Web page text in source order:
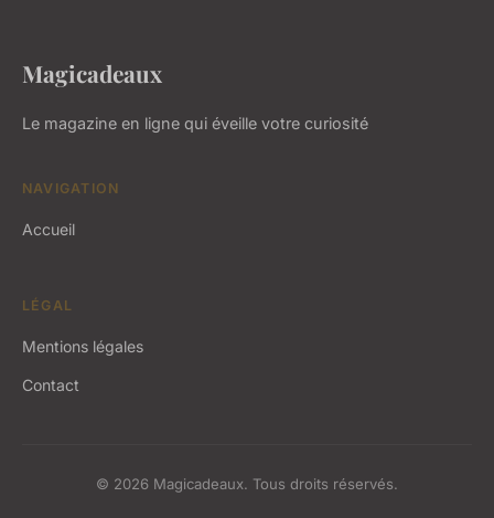
Magicadeaux
Le magazine en ligne qui éveille votre curiosité
NAVIGATION
Accueil
LÉGAL
Mentions légales
Contact
© 2026 Magicadeaux. Tous droits réservés.